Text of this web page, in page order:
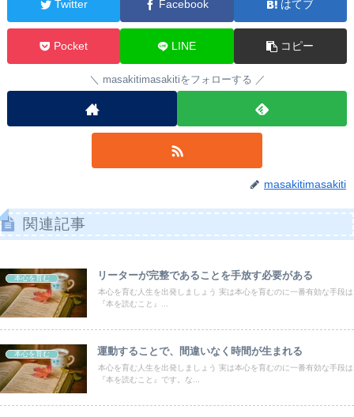
Twitter Facebook はてブ
Pocket LINE コピー
masakitimasakitiをフォローする
masakitimasakiti
関連記事
本心を育む リーターが完整であることを手放す必要がある
本心を育む人生を出発しましょう 実は本心を育むのに一番有効な手段は
『本を読むこと』...
本心を育む 運動することで、間違いなく時間が生まれる
本心を育む人生を出発しましょう 実は本心を育むのに一番有効な手段は
『本を読むこと』です。な...